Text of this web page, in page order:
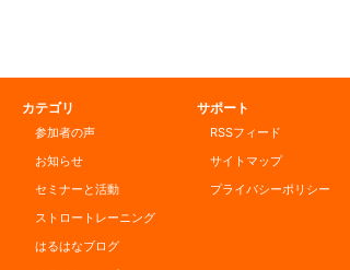
カテゴリ
参加者の声
お知らせ
セミナーと活動
ストロートレーニング
はるはなブログ
サポート
RSSフィード
サイトマップ
プライバシーポリシー